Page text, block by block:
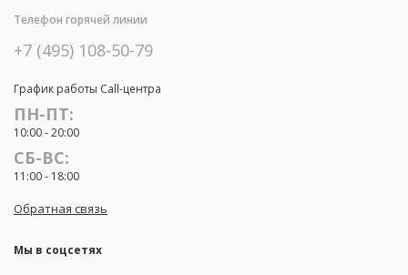
Телефон горячей линии
+7 (495) 108-50-79
График работы Call-центра
ПН-ПТ:
10:00 - 20:00
СБ-ВС:
11:00 - 18:00
Обратная связь
Мы в соцсетях